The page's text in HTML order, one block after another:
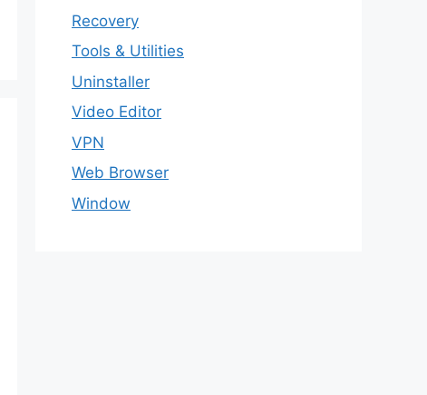
Recovery
Tools & Utilities
Uninstaller
Video Editor
VPN
Web Browser
Window